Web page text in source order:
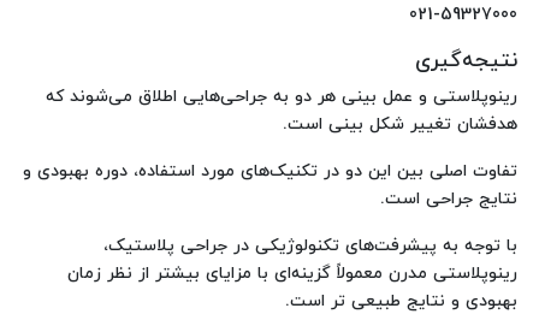
021-59327000
نتیجه‌گیری
رینوپلاستی و عمل بینی هر دو به جراحی‌هایی اطلاق می‌شوند که
هدفشان تغییر شکل بینی است.
تفاوت اصلی بین این دو در تکنیک‌های مورد استفاده، دوره بهبودی و
نتایج جراحی است.
با توجه به پیشرفت‌های تکنولوژیکی در جراحی پلاستیک،
رینوپلاستی مدرن معمولاً گزینه‌ای با مزایای بیشتر از نظر زمان
بهبودی و نتایج طبیعی‌ تر است.